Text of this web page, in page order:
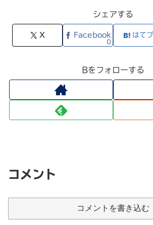
シェアする
X Facebook
0
はてブ
Bをフォローする
コメント
コメントを書き込む